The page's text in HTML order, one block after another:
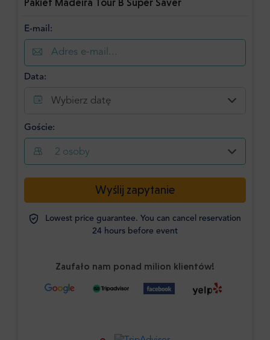
Pakiet Madeira Tour B Super Saver
E-mail:
Data:
Wybierz datę
Goście:
2 osoby
Wyślij zapytanie
Lowest price guarantee. You can cancel reservation
24 hours before event
Zaufało nam ponad milion klientów!